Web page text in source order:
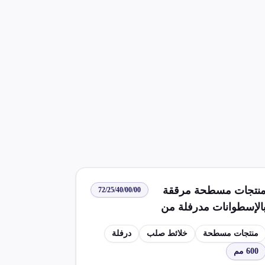
منتجات مسطحة مرققة
مدرفلة من
خلائط صلب بعرض 600 مم
أو أكثر غير مشغولة بأكثر
الدرفلة بالحرارة بشكل
72/25/40/00/00
منتجات مسطحة خلائط صلب
درفلة
600 مم